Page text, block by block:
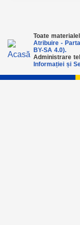
Toate
Atribuire -
BY-SA 4.0).
Administrare
Informației și